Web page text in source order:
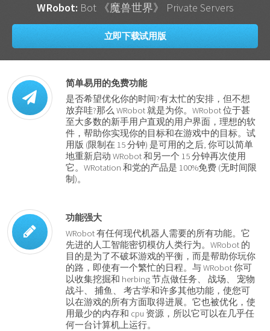
WRobot: Bot 《魔兽世界》 Private Servers
立即下载试用版
简单易用的免费功能
是否希望优化你的时间?有太忙的安排，但不想
放弃哇?那么 WRobot 就是为你。WRobot 位于甚
至大多数的新手用户直观的用户界面，理想的软
件，帮助你实现你的目标和在游戏中的目标。试
用版 (限制在 15 分钟) 是可用的之后, 你可以简单
地重新启动 WRobot 和另一个 15 分钟再次使用
它。WRotation 和党的产品是 100%免费 (无时间限
制)。
功能强大
WRobot 有任何现代机器人需要的所有功能。它
先进的人工智能密切模仿人类行为。WRobot 的
目的是为了不破坏游戏的平衡，而是帮助你玩你
的路，即使有一个繁忙的日程。与 WRobot 你可
以收集挖掘和 herbing 节点做任务、 战场、 宠物
战斗、 捕鱼、 考古学和许多其他功能，使您可
以在游戏的所有方面取得进展。它也被优化，使
用最少的内存和 cpu 资源，所以它可以在几乎任
何一台计算机上运行。